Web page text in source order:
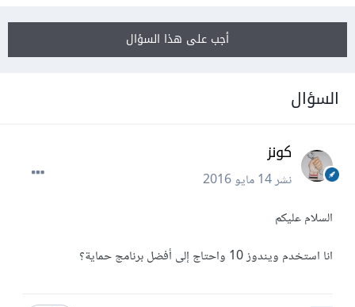
أجب على هذا السؤال
السؤال
كونز
نشر14 مايو 2016
السلام عليكم
انا استخدم ويندوز 10 واحتاج إلى أفضل برنامج حماية؟